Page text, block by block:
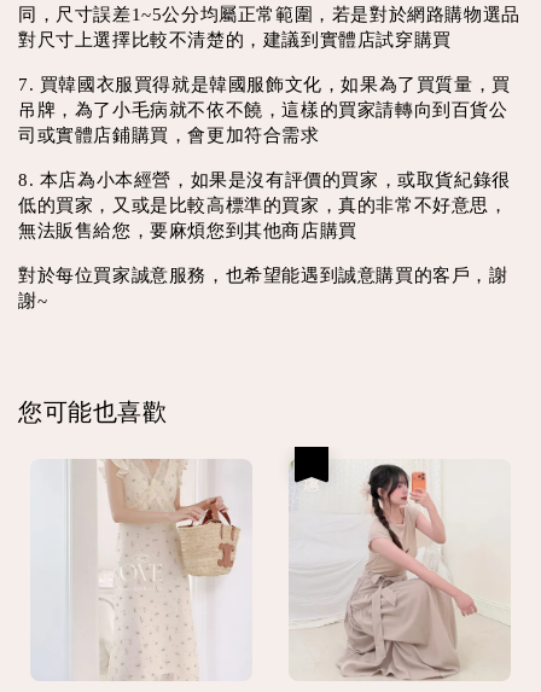
同，尺寸誤差1~5公分均屬正常範圍，若是對於網路購物選品
對尺寸上選擇比較不清楚的，建議到實體店試穿購買
7. 買韓國衣服買得就是韓國服飾文化，如果為了買質量，買
吊牌，為了小毛病就不依不饒，這樣的買家請轉向到百貨公
司或實體店鋪購買，會更加符合需求
8. 本店為小本經營，如果是沒有評價的買家，或取貨紀錄很
低的買家，又或是比較高標準的買家，真的非常不好意思，
無法販售給您，要麻煩您到其他商店購買
對於每位買家誠意服務，也希望能遇到誠意購買的客戶，謝
謝~
您可能也喜歡